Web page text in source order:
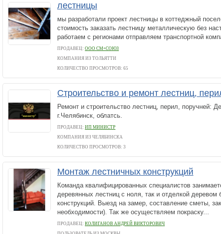
лестницы
мы разработали проект лестницы в коттеджный
стоимость заказать лестницу металлическую без
работаем с регионами отправляем транспортной
ПРОДАВЕЦ: ООО СМ+СОЮЗ
КОМПАНИЯ ИЗ ТОЛЬЯТТИ
КОЛИЧЕСТВО ПРОСМОТРОВ: 65
Строительство и ремонт лестниц,
Ремонт и строительство лестниц, перил, поручней:
г.Челябинск, облатсь.
ПРОДАВЕЦ: ИП МИНИСТР
КОМПАНИЯ ИЗ ЧЕЛЯБИНСКА
КОЛИЧЕСТВО ПРОСМОТРОВ: 3
Монтаж лестничных конструкций
Команда квалифицированных специалистов
деревянных лестниц с ноля, так и отделкой деревом
конструкций. Выезд на замер, составление сметы,
необходимости). Так же осуществляем покраску...
ПРОДАВЕЦ: КОЛИГАНОВ АНДРЕЙ ВИКТОРОВИЧ